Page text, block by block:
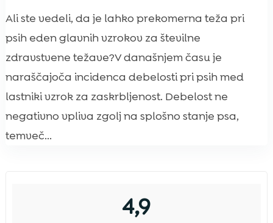
Ali ste vedeli, da je lahko prekomerna teža pri
psih eden glavnih vzrokov za številne
zdravstvene težave?V današnjem času je
naraščajoča incidenca debelosti pri psih med
lastniki vzrok za zaskrbljenost. Debelost ne
negativno vpliva zgolj na splošno stanje psa,
temveč...
4,9